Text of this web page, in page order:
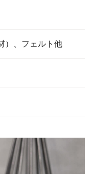
）、フェルト他